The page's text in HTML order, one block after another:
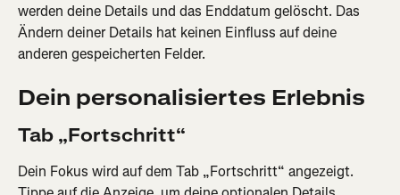
werden deine Details und das Enddatum gelöscht. Das
Ändern deiner Details hat keinen Einfluss auf deine
anderen gespeicherten Felder.
Dein personalisiertes Erlebnis
Tab „Fortschritt“
Dein Fokus wird auf dem Tab „Fortschritt“ angezeigt.